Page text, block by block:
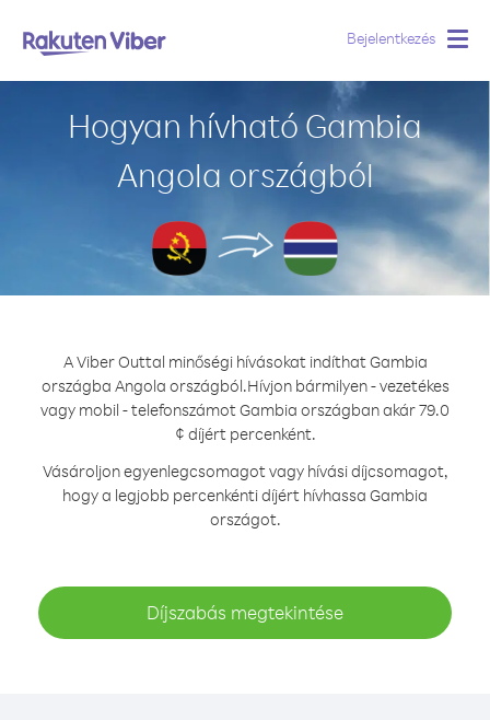
Bejelentkezés
Hogyan hívható Gambia
Angola országból
A Viber Outtal minőségi hívásokat indíthat Gambia
országba Angola országból.Hívjon bármilyen - vezetékes
vagy mobil - telefonszámot Gambia országban akár 79.0
¢ díjért percenként.
Vásároljon egyenlegcsomagot vagy hívási díjcsomagot,
hogy a legjobb percenkénti díjért hívhassa Gambia
országot.
Díjszabás megtekintése